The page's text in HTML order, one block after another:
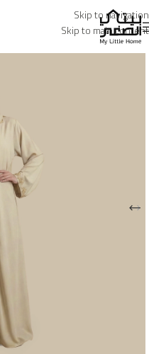
Skip to navigation
Skip to main content